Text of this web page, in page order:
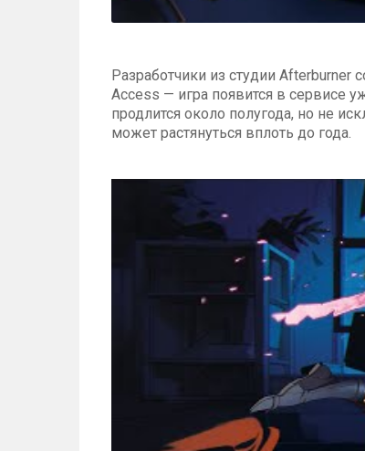
Разработчики из студии
Access — игра появится в сервисе
продлится около полугода, но не
может растянуться вплоть до года.